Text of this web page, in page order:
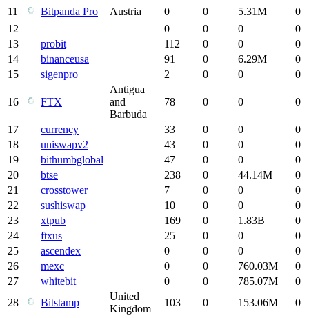
11 Bitpanda Pro Austria 0 0 5.31M
0
12
0 0 0
0
13
probit 112 0 0
0
14
binanceusa 91 0 6.29M
0
15
sigenpro 2 0 0 0
16 FTX
Antigua
and
Barbuda
78 0 0 0
17 currency 33 0 0
0
18
uniswapv2 43 0 0
0
19
bithumbglobal 47 0 0
0
20
btse 238 0 44.14M
0
21
crosstower 7 0 0
0
22
sushiswap 10 0 0
0
23
xtpub 169 0 1.83B
0
24
ftxus 25 0 0
0
25
ascendex 0 0 0
0
26
mexc 0 0 760.03M
0
27
whitebit 0 0 785.07M
0
28
Bitstamp
United
Kingdom
103 0 153.06M
0